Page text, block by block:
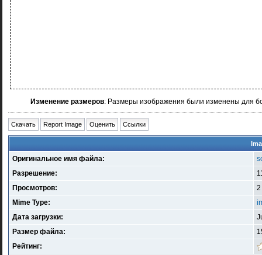
Изменение размеров: Размеры изображения были изменены для
Скачать Report Image Оценить Ссылки
Оригинальное имя файла:
Разрешение:
Просмотров:
2
Mime Type:
Дата загрузки:
Размер файла:
Рейтинг: